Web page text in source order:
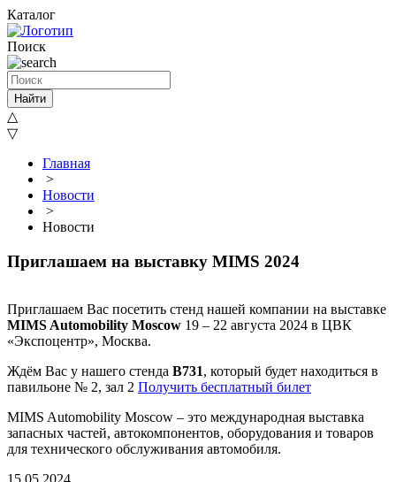
Каталог
Поиск
Найти
△
▽
Главная
>
Новости
>
Новости
Приглашаем на выставку MIMS 2024
Приглашаем Вас посетить стенд нашей компании на выставке
MIMS Automobility Moscow 19 – 22 августа 2024 в ЦВК
«Экспоцентр», Москва.
Ждём Вас у нашего стенда B731, который будет находиться в
павильоне № 2, зал 2 Получить бесплатный билет
MIMS Automobility Moscow – это международная выставка
запасных частей, автокомпонентов, оборудования и товаров
для технического обслуживания автомобиля.